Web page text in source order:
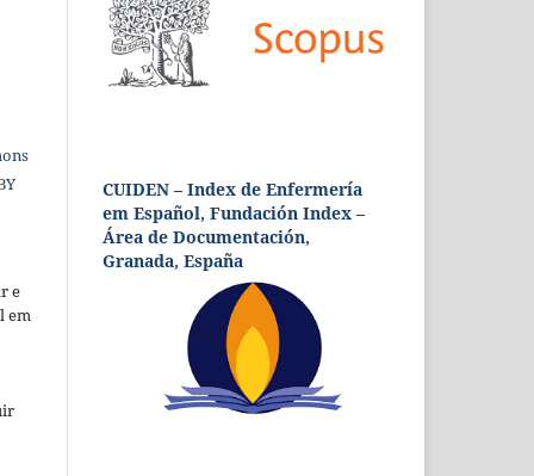
e
em
CUIDEN – Index de Enfermería
em Español, Fundación Index –
Área de Documentación,
Granada, España